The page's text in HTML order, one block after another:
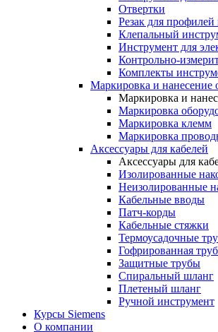
Отвертки
Резак для
Клепальный
Инструмент для
Контрольно-
Комплекты
Маркировка и нанесение
Маркировка и
Маркировка
Маркировка клемм
Маркировка
Аксессуары для кабелей
Аксессуары для
Изолированные
Неизолированные
Кабельные вводы
Патч-корды
Кабельные стяжки
Термоусадочные
Гофрированная
Защитные трубы
Спиральный шланг
Плетеный шланг
Ручной инструмент
Курсы Siemens
О компании